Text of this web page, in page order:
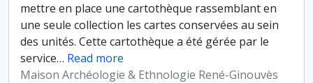
mettre en place une cartothèque rassemblant en
une seule collection les cartes conservées au sein
des unités. Cette cartothèque a été gérée par le
service… Read more
Maison Archéologie & Ethnologie René-Ginouvès